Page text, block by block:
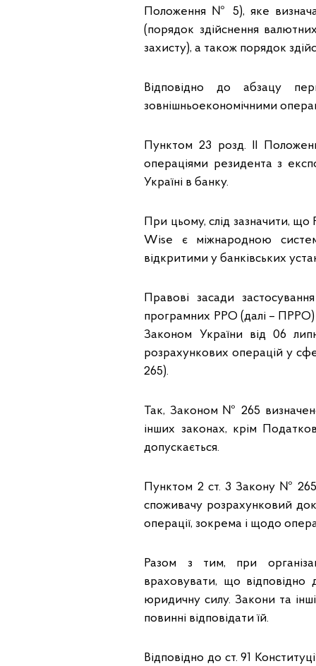
Положення № 5), яке
(порядок здійснення
захисту), а також порядок
Відповідно до абзацу
зовнішньоекономічними
Пунктом 23 розд. ІІ
операціями резидента з
Україні в банку.
При цьому, слід зазначити, що
Wise є міжнародною
відкритими у банківських
Правові засади
програмних РРО (далі – ПРРО)
Законом України від 06
розрахункових операцій у
265).
Так, Законом № 265
інших законах, крім
допускається.
Пунктом 2 ст. 3 Закону № 265
споживачу розрахунковий
операції, зокрема і щодо
Разом з тим, при
враховувати, що відповідно
юридичну силу. Закони та
повинні відповідати їй.
Відповідно до ст. 91